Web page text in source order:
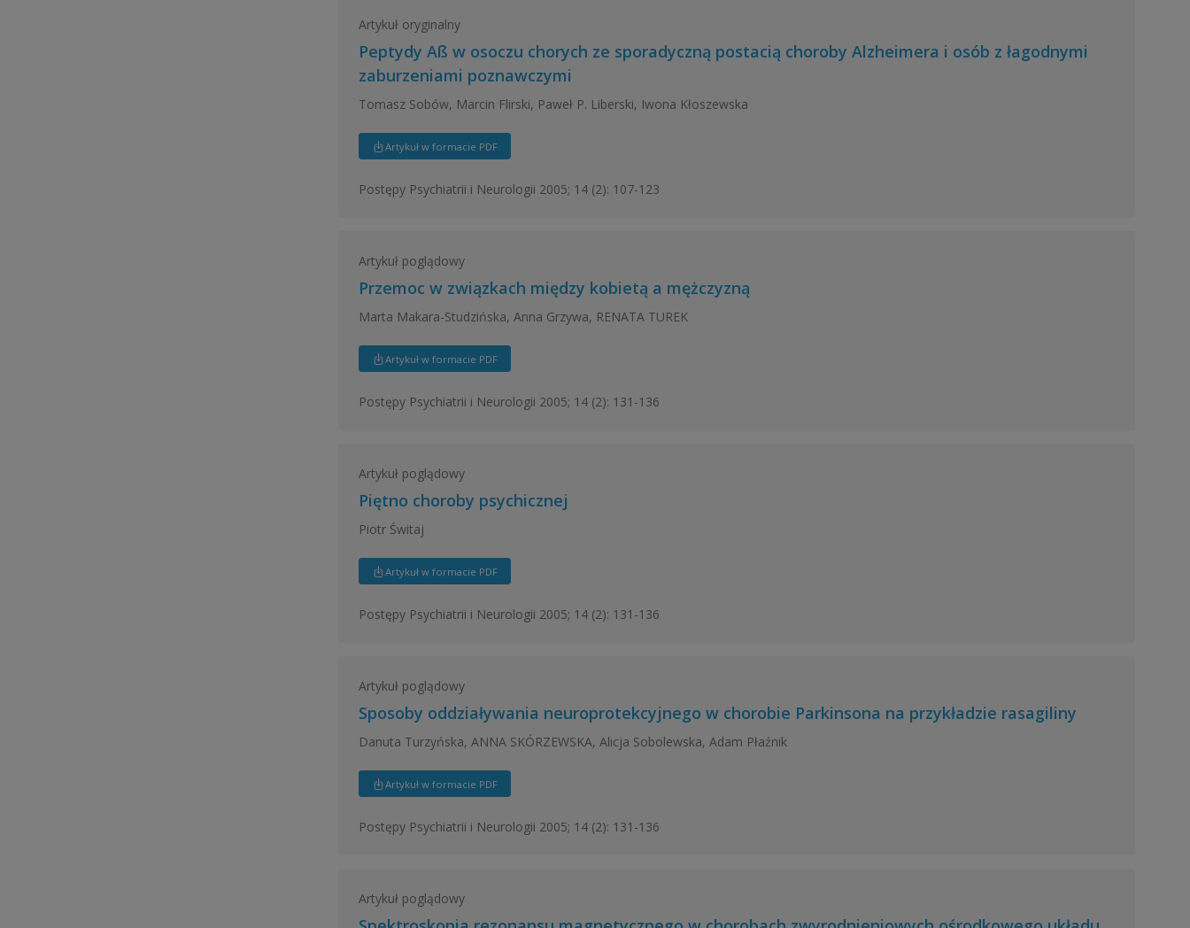
Artykuł oryginalny
Peptydy Aß w osoczu chorych ze sporadyczną postacią choroby Alzheimera i osób z łagodnymi
zaburzeniami poznawczymi
Tomasz Sobów, Marcin Flirski, Paweł P. Liberski, Iwona Kłoszewska
Artykuł w formacie PDF
Postępy Psychiatrii i Neurologii 2005; 14 (2): 107-123
Artykuł poglądowy
Przemoc w związkach między kobietą a mężczyzną
Marta Makara-Studzińska, Anna Grzywa, RENATA TUREK
Artykuł w formacie PDF
Postępy Psychiatrii i Neurologii 2005; 14 (2): 131-136
Artykuł poglądowy
Piętno choroby psychicznej
Piotr Świtaj
Artykuł w formacie PDF
Postępy Psychiatrii i Neurologii 2005; 14 (2): 131-136
Artykuł poglądowy
Sposoby oddziaływania neuroprotekcyjnego w chorobie Parkinsona na przykładzie rasagiliny
Danuta Turzyńska, ANNA SKÓRZEWSKA, Alicja Sobolewska, Adam Płaźnik
Artykuł w formacie PDF
Postępy Psychiatrii i Neurologii 2005; 14 (2): 131-136
Artykuł poglądowy